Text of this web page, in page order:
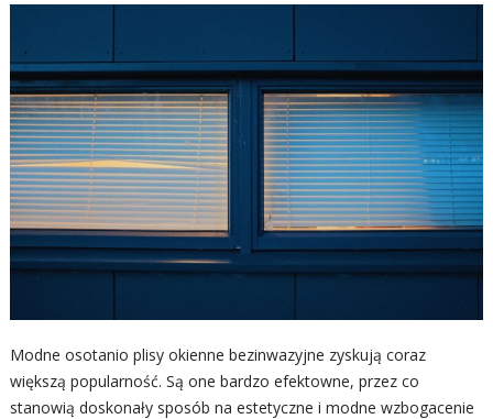
Modne osotanio plisy okienne bezinwazyjne zyskują coraz
większą popularność. Są one bardzo efektowne, przez co
stanowią doskonały sposób na estetyczne i modne wzbogacenie